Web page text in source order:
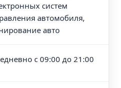
систем
автомобиля,
авто
с 09:00 до 21:00